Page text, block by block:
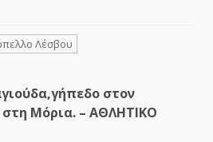
Λέσβου
στον
Μόρια. – ΑΘΛΗΤΙΚΟ